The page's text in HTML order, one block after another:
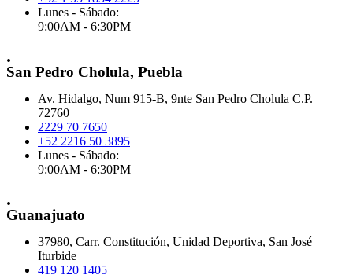
Lunes - Sábado:
9:00AM - 6:30PM
.
San Pedro Cholula, Puebla
Av. Hidalgo, Num 915-B, 9nte San Pedro Cholula C.P.
72760
2229 70 7650
+52 2216 50 3895
Lunes - Sábado:
9:00AM - 6:30PM
.
Guanajuato
37980, Carr. Constitución, Unidad Deportiva, San José
Iturbide
419 120 1405